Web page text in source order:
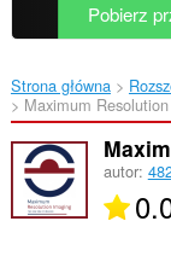
Pobierz
Strona główna
Maximum
autor: